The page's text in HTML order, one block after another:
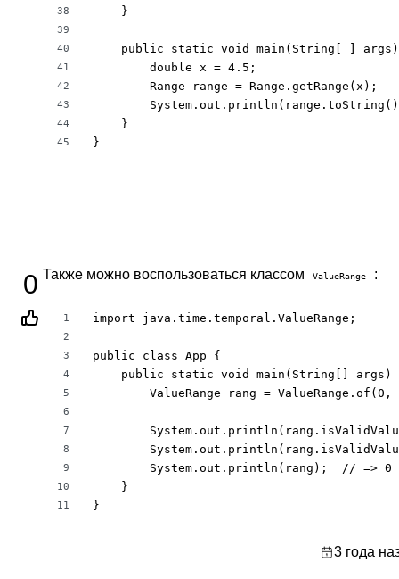
38
39
40
41
42
43
44
45
    }
public static void main(String[ ]
        double x = 4.5;
        Range range = Range.getRange(x);
    }
}
0 Также можно воспользоваться классом ValueRange :
1
2
3
4
5
6
7
8
9
10
11
import java.time.temporal.ValueRange;
public class App {
public static void main(String[] args)
ValueRange rang = ValueRange.of(0,
System.out.println(rang);  // => 0
    }
}
3 года